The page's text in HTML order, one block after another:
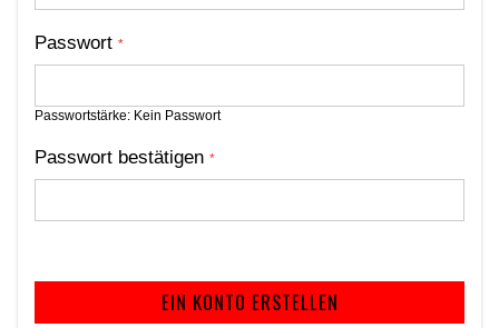
Passwort
Passwortstärke: Kein Passwort
Passwort bestätigen
EIN KONTO ERSTELLEN